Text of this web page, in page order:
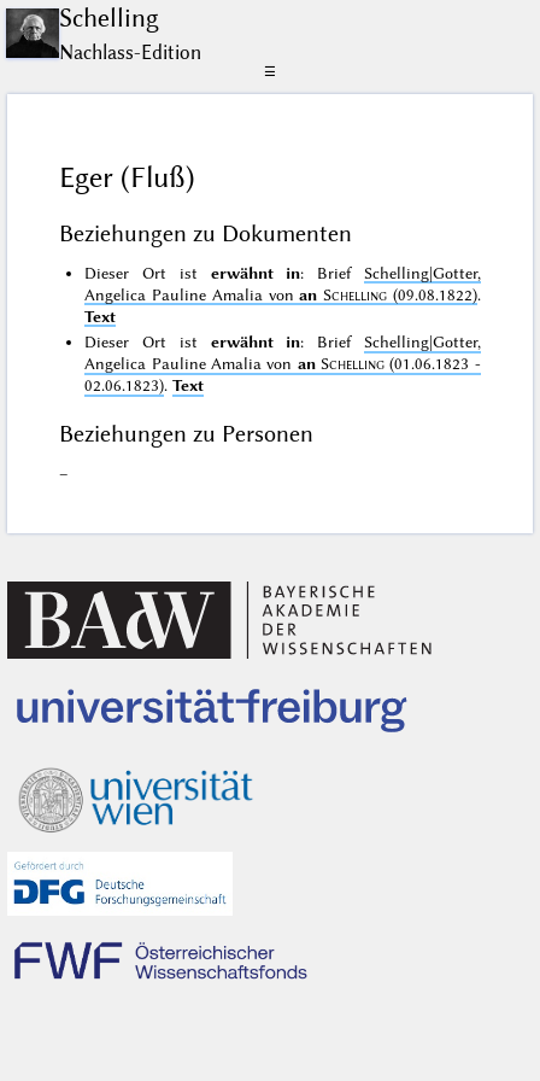
Schelling
Nachlass-Edition
☰
Eger (Fluß)
Beziehungen zu Dokumenten
Dieser Ort ist erwähnt in: Brief Schelling|Gotter,
Angelica Pauline Amalia vonan Schelling (09.08.1822).
Text
Dieser Ort ist erwähnt in: Brief Schelling|Gotter,
Angelica Pauline Amalia von an Schelling (01.06.1823 -
02.06.1823).Text
Beziehungen zu Personen
–